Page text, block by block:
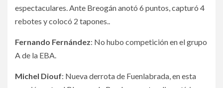
espectaculares. Ante Breogán anotó 6 puntos, capturó 4
rebotes y colocó 2 tapones..
Fernando Fernández: No hubo competición en el grupo
A de la EBA.
Michel Diouf: Nueva derrota de Fuenlabrada, en esta